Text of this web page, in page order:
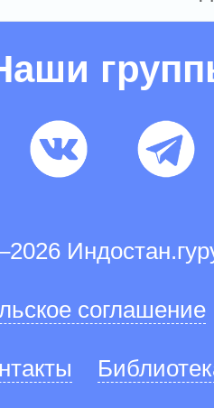
соглашение